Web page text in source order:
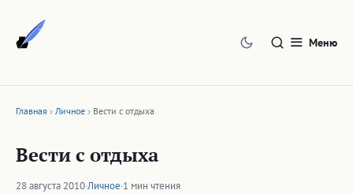
содержимому
Меню
Главная Личное Вести с отдыха
Вести с отдыха
28 августа 2010·Личное·1 мин чтения